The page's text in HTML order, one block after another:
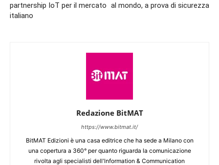
partnership IoT per il mercato
italiano
al mondo, a prova di sicurezza
Redazione BitMAT
https://www.bitmat.it/
BitMAT Edizioni è una casa editrice che ha sede a Milano con
una copertura a 360° per quanto riguarda la comunicazione
rivolta agli specialisti dell'lnformation & Communication